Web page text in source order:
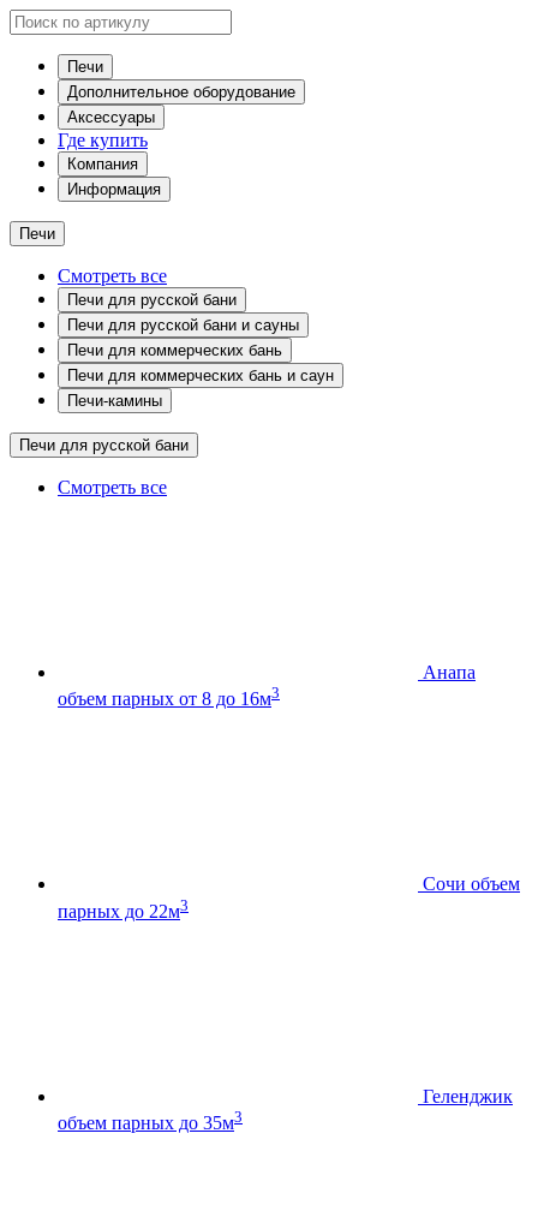
Печи
Дополнительное оборудование
Аксессуары
Где купить
Компания
Информация
Печи
Смотреть все
Печи для русской бани
Печи для русской бани и сауны
Печи для коммерческих бань
Печи для коммерческих бань и саун
Печи-камины
Печи для русской бани
Смотреть все
Анапа
объем парных от 8 до 16м3
Сочи объем
парных до 22м3
Геленджик
объем парных до 35м3